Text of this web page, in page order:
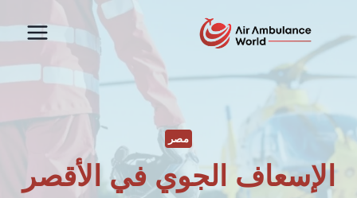
إلى
المحتوى
مصر
الإسعاف الجوي في الأقصر